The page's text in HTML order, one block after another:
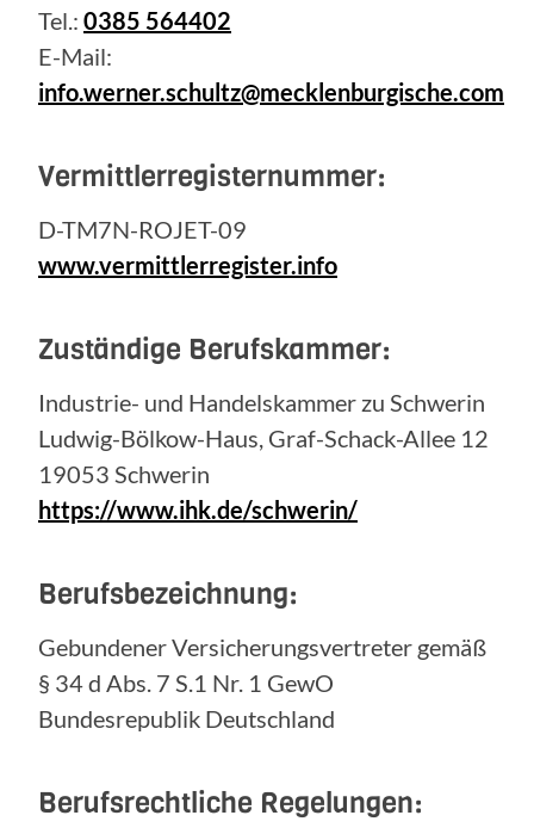
Tel.: 0385 564402
E-Mail:
info.werner.schultz@mecklenburgische.com
Vermittlerregisternummer:
D-TM7N-ROJET-09
www.vermittlerregister.info
Zuständige Berufskammer:
Industrie- und Handelskammer zu Schwerin
Ludwig-Bölkow-Haus, Graf-Schack-Allee 12
19053 Schwerin
https://www.ihk.de/schwerin/
Berufsbezeichnung:
Gebundener Versicherungsvertreter gemäß
§ 34 d Abs. 7 S.1 Nr. 1 GewO
Bundesrepublik Deutschland
Berufsrechtliche Regelungen: